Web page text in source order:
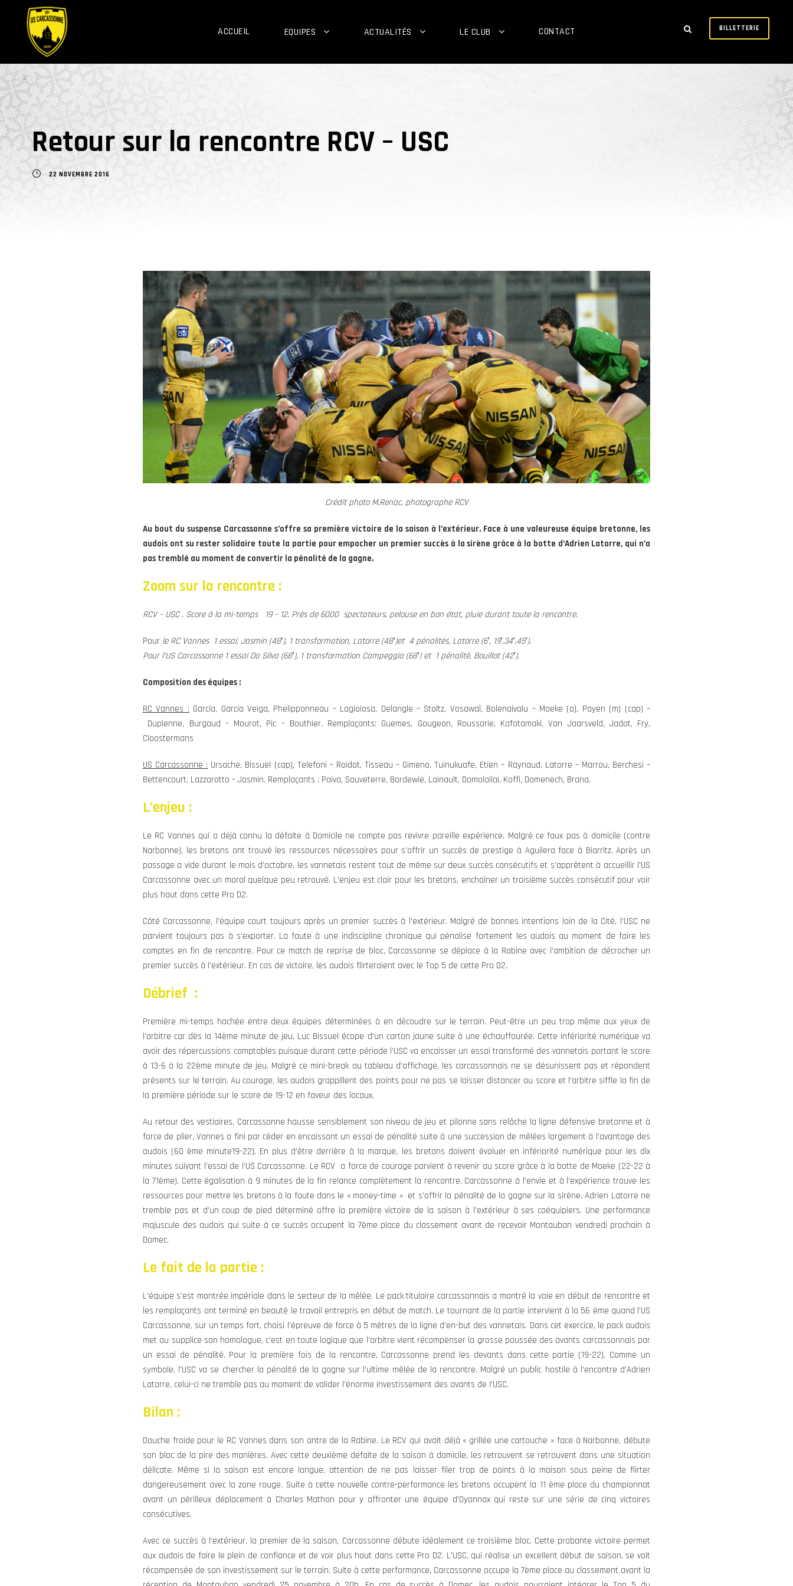
ACCUEIL EQUIPES ACTUALITÉS LE CLUB CONTACT BILLETTERIE
Retour sur la rencontre RCV – USC
22 NOVEMBRE 2016
Crédit photo M.Renac, photographe RCV
Au bout du suspense Carcassonne s’offre sa première victoire de la saison à l’extérieur. Face à une valeureuse équipe bretonne, les
audois ont su rester solidaire toute la partie pour empocher un premier succès à la sirène grâce à la botte d’Adrien Latorre, qui n’a
pas tremblé au moment de convertir la pénalité de la gagne.
Zoom sur la rencontre :
RCV – USC . Score à la mi-temps 19 – 12. Près de 6000 spectateurs, pelouse en bon état, pluie durant toute la rencontre.
Pour le RC Vannes 1 essai, Jasmin (48′), 1 transformation, Latorre (48′)et 4 pénalités, Latorre (6′, 19′,34′,45′).
Pour l’US Carcassonne 1 essai Da Silva (68′), 1 transformation Campeggia (68′) et 1 pénalité, Bouillot (42′).
Composition des équipes :
RC Vannes : Garcia, Garcia Veiga, Phelipponneau – Lagioiosa, Delangle – Stoltz, Vosawaï, Bolenaivalu – Moeke (o), Payen (m) (cap) –
Duplenne, Burgaud – Mourot, Pic – Bouthier. Remplaçants: Guemes, Gougeon, Roussarie, Kafotamaki, Van Jaarsveld, Jadot, Fry,
Cloostermans
US Carcassonne : Ursache, Bissuel (cap), Telefoni – Roidot, Tisseau – Gimeno, Tuinukuafe, Etien – Raynaud, Latorre – Marrou, Berchesi –
Bettencourt, Lazzarotto – Jasmin. Remplaçants : Paiva, Sauveterre, Bordewie, Lainault, Domolailai, Koffi, Domenech, Brana.
L’enjeu :
Le RC Vannes qui a déjà connu la défaite à Domicile ne compte pas revivre pareille expérience. Malgré ce faux pas à domicile (contre
Narbonne), les bretons ont trouvé les ressources nécessaires pour s’offrir un succès de prestige à Aguilera face à Biarritz. Après un
passage a vide durant le mois d’octobre, les vannetais restent tout de même sur deux succès consécutifs et s’apprêtent à accueillir l’US
Carcassonne avec un moral quelque peu retrouvé. L’enjeu est clair pour les bretons, enchaîner un troisième succès consécutif pour voir
plus haut dans cette Pro D2.
Côté Carcassonne, l’équipe court toujours après un premier succès à l’extérieur. Malgré de bonnes intentions loin de la Cité, l’USC ne
parvient toujours pas à s’exporter. La faute à une indiscipline chronique qui pénalise fortement les audois au moment de faire les
comptes en fin de rencontre. Pour ce match de reprise de bloc, Carcassonne se déplace à la Rabine avec l’ambition de décrocher un
premier succès à l’extérieur. En cas de victoire, les audois flirteraient avec le Top 5 de cette Pro D2.
Débrief :
Première mi-temps hachée entre deux équipes déterminées à en découdre sur le terrain. Peut-être un peu trop même aux yeux de
l’arbitre car dès la 14ème minute de jeu, Luc Bissuel écope d’un carton jaune suite à une échauffourée. Cette infériorité numérique va
avoir des répercussions comptables puisque durant cette période l’USC va encaisser un essai transformé des vannetais portant le score
à 13-6 à la 22ème minute de jeu. Malgré ce mini-break au tableau d’affichage, les carcassonnais ne se désunissent pas et répondent
présents sur le terrain. Au courage, les audois grappillent des points pour ne pas se laisser distancer au score et l’arbitre siffle la fin de
la première période sur le score de 19-12 en faveur des locaux.
Au retour des vestiaires, Carcassonne hausse sensiblement son niveau de jeu et pilonne sans relâche la ligne défensive bretonne et à
force de plier, Vannes a fini par céder en encaissant un essai de pénalité suite à une succession de mêlées largement à l’avantage des
audois (60 ème minute19-22). En plus d’être derrière à la marque, les bretons doivent évoluer en infériorité numérique pour les dix
minutes suivant l’essai de l’US Carcassonne. Le RCV a force de courage parvient à revenir au score grâce à la botte de Moeke (22-22 à
la 71ème). Cette égalisation à 9 minutes de la fin relance complètement la rencontre. Carcassonne à l’envie et à l’expérience trouve les
ressources pour mettre les bretons à la faute dans le « money-time » et s’offrir la pénalité de la gagne sur la sirène. Adrien Latorre ne
tremble pas et d’un coup de pied déterminé offre la première victoire de la saison à l’extérieur à ses coéquipiers. Une performance
majuscule des audois qui suite à ce succès occupent la 7ème place du classement avant de recevoir Montauban vendredi prochain à
Domec.
Le fait de la partie :
L’équipe s’est montrée impériale dans le secteur de la mêlée. Le pack titulaire carcassonnais a montré la voie en début de rencontre et
les remplaçants ont terminé en beauté le travail entrepris en début de match. Le tournant de la partie intervient à la 56 ème quand l’US
Carcassonne, sur un temps fort, choisi l’épreuve de force à 5 mètres de la ligne d’en-but des vannetais. Dans cet exercice, le pack audois
met au supplice son homologue, c’est en toute logique que l’arbitre vient récompenser la grosse poussée des avants carcassonnais par
un essai de pénalité. Pour la première fois de la rencontre, Carcassonne prend les devants dans cette partie (19-22). Comme un
symbole, l’USC va se chercher la pénalité de la gagne sur l’ultime mêlée de la rencontre. Malgré un public hostile à l’encontre d’Adrien
Latorre, celui-ci ne tremble pas au moment de valider l’énorme investissement des avants de l’USC.
Bilan :
Douche froide pour le RC Vannes dans son antre de la Rabine. Le RCV qui avait déjà « grillée une cartouche » face à Narbonne, débute
son bloc de la pire des manières. Avec cette deuxième défaite de la saison à domicile, les retrouvent se retrouvent dans une situation
délicate. Même si la saison est encore longue, attention de ne pas laisser filer trop de points à la maison sous peine de flirter
dangereusement avec la zone rouge. Suite à cette nouvelle contre-performance les bretons occupent la 11 ème place du championnat
avant un périlleux déplacement à Charles Mathon pour y affronter une équipe d’Oyonnax qui reste sur une série de cinq victoires
consécutives.
Avec ce succès à l’extérieur, la premier de la saison, Carcassonne débute idéalement ce troisième bloc. Cette probante victoire permet
aux audois de faire le plein de confiance et de voir plus haut dans cette Pro D2. L’USC, qui réalise un excellent début de saison, se voit
récompensée de son investissement sur le terrain. Suite à cette performance, Carcassonne occupe la 7ème place au classement avant la